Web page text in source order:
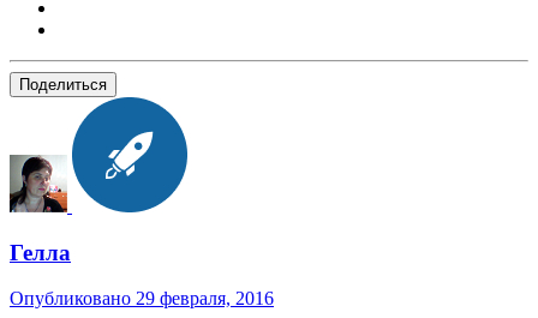
Поделиться
Гелла
Опубликовано 29 февраля, 2016